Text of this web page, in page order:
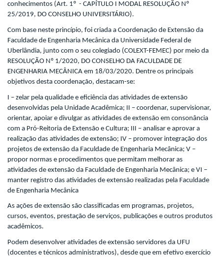
conhecimentos (Art. 1º - CAPÍTULO I MODAL RESOLUÇÃO Nº
25/2019, DO CONSELHO UNIVERSITÁRIO).
Com base neste princípio, foi criada a Coordenação de Extensão da
Faculdade de Engenharia Mecânica da Universidade Federal de
Uberlândia, junto com o seu colegiado (COLEXT-FEMEC) por meio da
RESOLUÇÃO Nº 1/2020, DO CONSELHO DA FACULDADE DE
ENGENHARIA MECÂNICA em 18/03/2020. Dentre os principais
objetivos desta coordenação, destacam-se:
I – zelar pela qualidade e eficiência das atividades de extensão
desenvolvidas pela Unidade Acadêmica; II – coordenar, supervisionar,
orientar, apoiar e divulgar as atividades de extensão em consonância
com a Pró-Reitoria de Extensão e Cultura; III – analisar e aprovar a
realização das atividades de extensão; IV – promover integração dos
projetos de extensão da Faculdade de Engenharia Mecânica; V –
propor normas e procedimentos que permitam melhorar as
atividades de extensão da Faculdade de Engenharia Mecânica; e VI –
manter registro das atividades de extensão realizadas pela Faculdade
de Engenharia Mecânica
As ações de extensão são classificadas em programas, projetos,
cursos, eventos, prestação de serviços, publicações e outros produtos
acadêmicos.
Podem desenvolver atividades de extensão servidores da UFU
(docentes e técnicos administrativos), desde que em efetivo exercício